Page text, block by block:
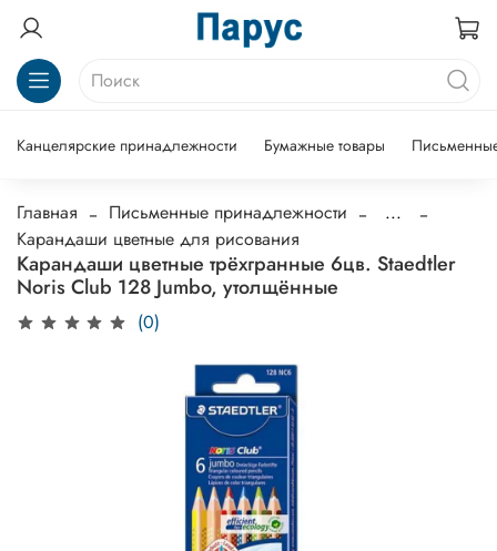
Канцелярские принадлежности Бумажные товары
Главная Письменные принадлежности
...
Карандаши цветные для рисования
Карандаши цветные трёхгранные 6цв. Staedtler
Noris Club 128 Jumbo, утолщённые
(0)